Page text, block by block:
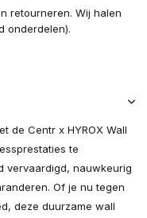
retourneren. Wij halen
onderdelen).
de Centr x HYROX Wall
te
vervaardigd, nauwkeurig
Of je nu tegen
deze duurzame wall